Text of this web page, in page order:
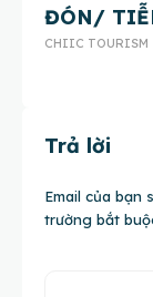
ĐÓN/
CHIIC TOURISM
Trả lời
Email của bạn
trường bắt